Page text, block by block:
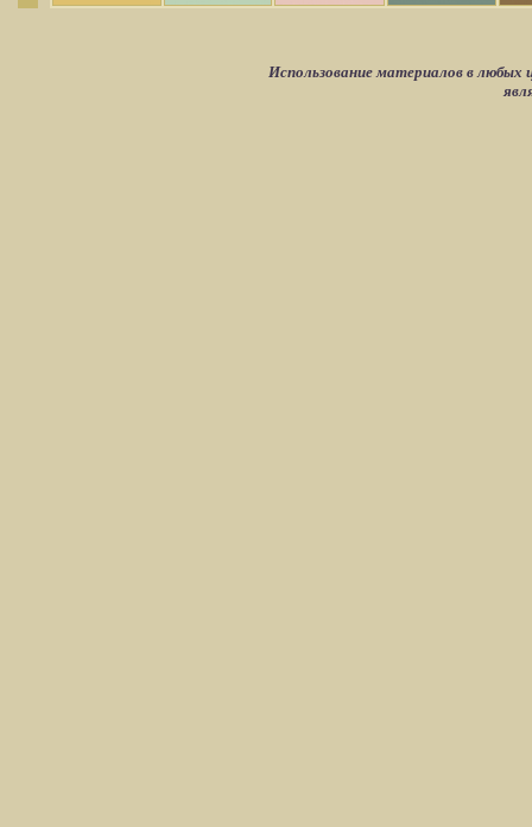
Использование материалов в любых